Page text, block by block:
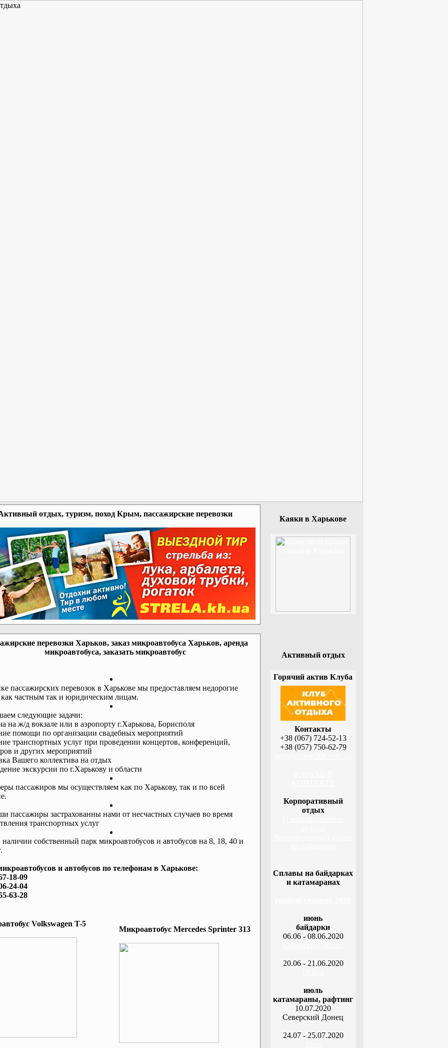
отдых, туризм, поход Крым, пассажирские перевозки
перевозки Харьков, заказ микроавтобуса Харьков, аренда
микроавтобуса, заказать микроавтобус
пассажирских перевозок в Харькове мы предоставляем недорогие
как частным так и юридическим лицам.
следующие задачи:
на ж/д вокзале или в аэропорту г.Харькова, Борисполя
помощи по организации свадебных мероприятий
транспортных услуг при проведении концертов, конференций,
и других мероприятий
Вашего коллектива на отдых
экскурсии по г.Харькову и области
пассажиров мы осуществляем как по Харькову, так и по всей
пассажиры застрахованны нами от несчастных случаев во время
транспортных услуг
собственный парк микроавтобусов и автобусов на 8, 18, 40 и
и автобусов по телефонам в Харькове:
18-09
24-04
63-28
Volkswagen T-5
Микроавтобус Mеrcedes Sprinter 313
Каяки в Харькове
Активный отдых
Горячий актив Клуба
Контакты
+38 (067) 724-52-13
+38 (057) 750-62-79
Корпоративный
отдых
Сплавы на байдарках
и катамаранах
июнь
байдарки
06.06 - 08.06.2020
20.06 - 21.06.2020
июль
катамараны, рафтинг
10.07.2020
Северский Донец
24.07 - 25.07.2020